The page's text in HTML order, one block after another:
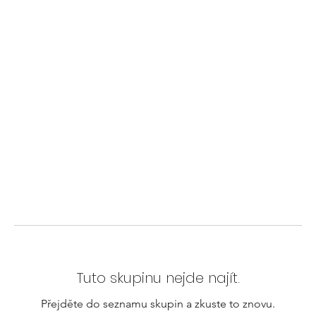
Tuto skupinu nejde najít.
Přejděte do seznamu skupin a zkuste to znovu.